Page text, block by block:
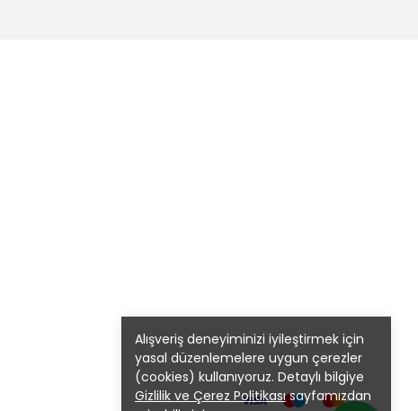
Alışveriş deneyiminizi iyileştirmek için
yasal düzenlemelere uygun çerezler
(cookies) kullanıyoruz. Detaylı bilgiye
Gizlilik ve Çerez Politikasısayfamızdan